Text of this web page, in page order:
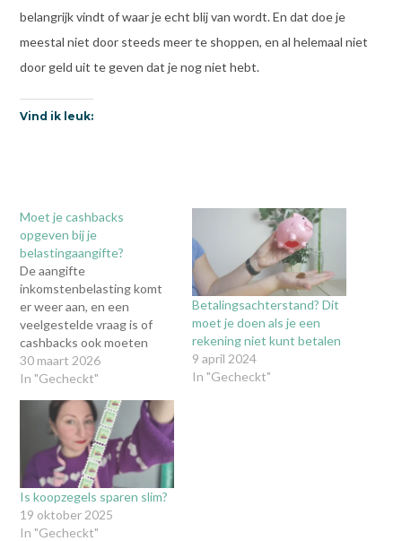
belangrijk vindt of waar je echt blij van wordt. En dat doe je
meestal niet door steeds meer te shoppen, en al helemaal niet
door geld uit te geven dat je nog niet hebt.
Vind ik leuk:
Moet je cashbacks
opgeven bij je
belastingaangifte?
De aangifte
inkomstenbelasting komt
er weer aan, en een
veelgestelde vraag is of
cashbacks ook moeten
worden opgegeven. Over
het algemeen moet je alle
vallen cashbacks daar ook
onder? En wat als je een
uitkering hebt? Het lijkt
misschien ingewikkeld,
daarom wat uitleg! Wat zijn
cashbacks precies?…
30 maart 2026
In "Gecheckt"
Betalingsachterstand? Dit
moet je doen als je een
rekening niet kunt betalen
9 april 2024
In "Gecheckt"
Is koopzegels sparen slim?
19 oktober 2025
In "Gecheckt"